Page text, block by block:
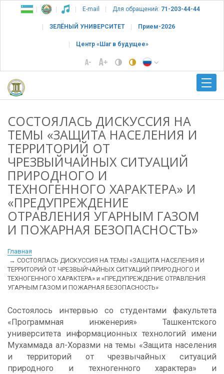
E-mail Для обращений: 71-203-44-44
ЗЕЛЁНЫЙ УНИВЕРСИТЕТ Прием-2026
Центр «Шаг в будущее»
СОСТОЯЛАСЬ ДИСКУССИЯ НА
ТЕМЫ «ЗАЩИТА НАСЕЛЕНИЯ И
ТЕРРИТОРИЙ ОТ
ЧРЕЗВЫЙЧАЙНЫХ СИТУАЦИЙ
ПРИРОДНОГО И
ТЕХНОГЕННОГО ХАРАКТЕРА» И
«ПРЕДУПРЕЖДЕНИЕ
ОТРАВЛЕНИЯ УГАРНЫМ ГАЗОМ
И ПОЖАРНАЯ БЕЗОПАСНОСТЬ»
Главная
СОСТОЯЛАСЬ ДИСКУССИЯ НА ТЕМЫ «ЗАЩИТА НАСЕЛЕНИЯ И
ТЕРРИТОРИЙ ОТ ЧРЕЗВЫЙЧАЙНЫХ СИТУАЦИЙ ПРИРОДНОГО И
ТЕХНОГЕННОГО ХАРАКТЕРА» и «ПРЕДУПРЕЖДЕНИЕ ОТРАВЛЕНИЯ
УГАРНЫМ ГАЗОМ И ПОЖАРНАЯ БЕЗОПАСНОСТЬ»
Состоялось интервью со студентами факультета
«Программная инженерия» Ташкентского
университета информационных технологий имени
Мухаммада ал-Хоразми на темы «Защита населения
и территорий от чрезвычайных ситуаций
природного и техногенного характера» и